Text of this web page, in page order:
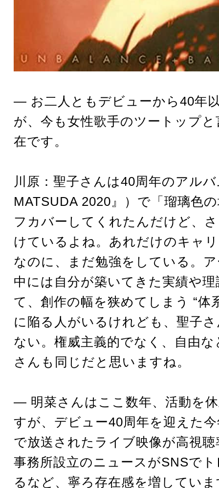
― お二人ともデビューから40年
が、今も女性歌手のツートップ
在です。
川原：聖子さんは40周年のアル
MATSUDA 2020』）で「瑠璃色
フカバーしてくれたんだけど、
けているよね。あれだけのキャ
なのに、まだ勉強をしている。
中には自分が築いてきた実績や
て、創作の幅を狭めてしまう “体
に陥る人がいるけれども、聖子
ない。権威主義的でなく、自由
さんも同じだと思いますね。
― 明菜さんはここ数年、活動を
すが、デビュー40周年を迎えた
で放送されたライブ映像が高視
事務所設立のニュースがSNSで
るなど、寧ろ存在感を増してい